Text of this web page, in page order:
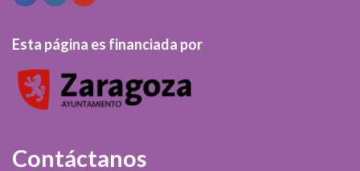
Esta página es financiada por
Contáctanos